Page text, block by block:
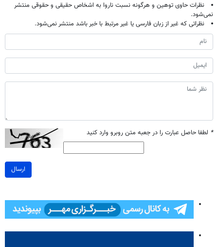
نظرات حاوی توهین و هرگونه نسبت ناروا به اشخاص حقیقی و حقوقی منتشر
نمی‌شود.
نظراتی که غیر از زبان فارسی یا غیر مرتبط با خبر باشد منتشر نمی‌شود.
* لطفا حاصل عبارت را در جعبه متن روبرو وارد کنید
ارسال